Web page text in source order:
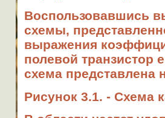
Воспользовавшись
схемы,
выражения
полевой транзистор
схема представлена
Рисунок 3.1. - Схема